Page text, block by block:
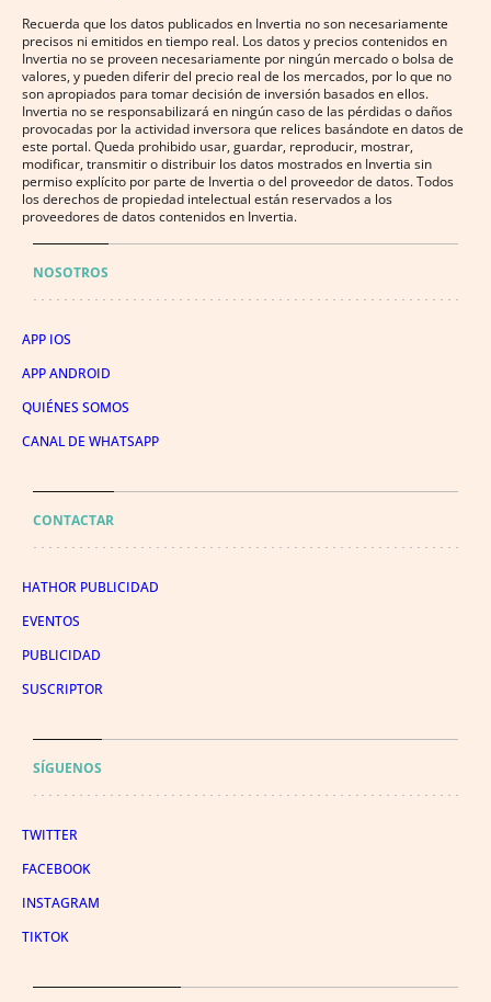
Recuerda que los datos publicados en Invertia no son necesariamente
precisos ni emitidos en tiempo real. Los datos y precios contenidos en
Invertia no se proveen necesariamente por ningún mercado o bolsa de
valores, y pueden diferir del precio real de los mercados, por lo que no
son apropiados para tomar decisión de inversión basados en ellos.
Invertia no se responsabilizará en ningún caso de las pérdidas o daños
provocadas por la actividad inversora que relices basándote en datos de
este portal. Queda prohibido usar, guardar, reproducir, mostrar,
modificar, transmitir o distribuir los datos mostrados en Invertia sin
permiso explícito por parte de Invertia o del proveedor de datos. Todos
los derechos de propiedad intelectual están reservados a los
proveedores de datos contenidos en Invertia.
NOSOTROS
APP IOS
APP ANDROID
QUIÉNES SOMOS
CANAL DE WHATSAPP
CONTACTAR
HATHOR PUBLICIDAD
EVENTOS
PUBLICIDAD
SUSCRIPTOR
SÍGUENOS
TWITTER
FACEBOOK
INSTAGRAM
TIKTOK